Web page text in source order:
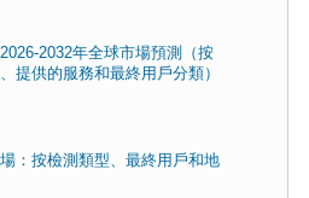
2032年全球市場預測（按
提供的服務和最終用戶分類）
：按檢測類型、最終用戶和地